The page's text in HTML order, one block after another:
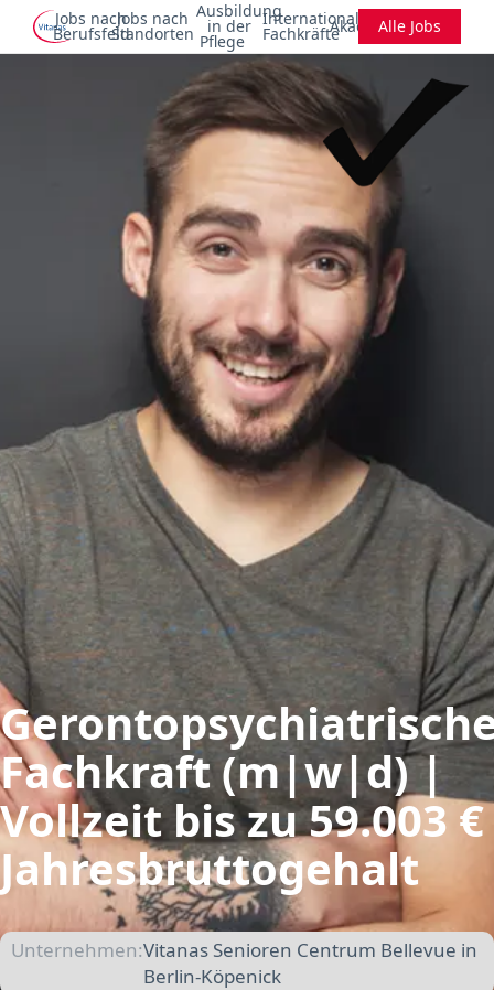
Jobs nach
Berufsfeld
Jobs nach
Standorten
Ausbildung
in der
Pflege
Internationale
FachkräfteAkademieAlle Jobs
Fachkraft (m|w|d) |
Vollzeit bis zu 59.003 €
Jahresbruttogehalt
Unternehmen:Vitanas Senioren Centrum Bellevue in
Berlin-Köpenick